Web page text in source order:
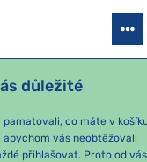
důležité
co máte v
vás neobtěžovali
přihlašovat. Proto od vás
PRO DĚTI